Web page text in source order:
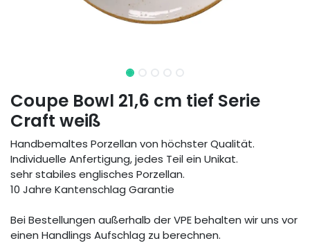
Coupe Bowl 21,6 cm tief Serie
Craft weiß
Handbemaltes Porzellan von höchster Qualität.
Individuelle Anfertigung, jedes Teil ein Unikat.
sehr stabiles englisches Porzellan.
10 Jahre Kantenschlag Garantie
Bei Bestellungen außerhalb der VPE behalten wir uns vor
einen Handlings Aufschlag zu berechnen.